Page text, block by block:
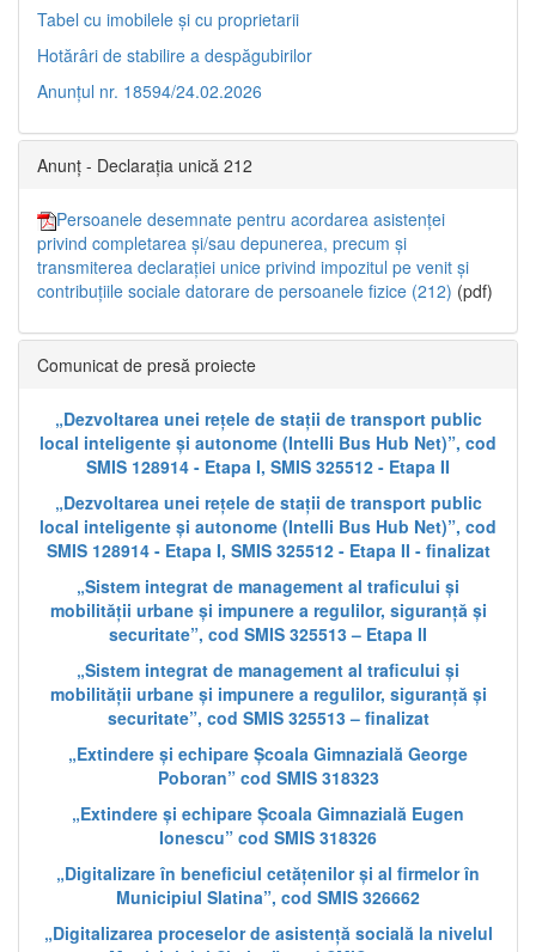
Tabel cu imobilele și cu proprietarii
Hotărâri de stabilire a despăgubirilor
Anunțul nr. 18594/24.02.2026
Anunț - Declarația unică 212
Persoanele desemnate pentru acordarea asistenței
privind completarea și/sau depunerea, precum și
transmiterea declarației unice privind impozitul pe venit și
contribuțiile sociale datorare de persoanele fizice (212) (pdf)
Comunicat de presă proiecte
„Dezvoltarea unei rețele de stații de transport public
local inteligente și autonome (Intelli Bus Hub Net)”, cod
SMIS 128914 - Etapa I, SMIS 325512 - Etapa II
„Dezvoltarea unei rețele de stații de transport public
local inteligente și autonome (Intelli Bus Hub Net)”, cod
SMIS 128914 - Etapa I, SMIS 325512 - Etapa II - finalizat
„Sistem integrat de management al traficului și
mobilității urbane și impunere a regulilor, siguranță și
securitate”, cod SMIS 325513 – Etapa II
„Sistem integrat de management al traficului și
mobilității urbane și impunere a regulilor, siguranță și
securitate”, cod SMIS 325513 – finalizat
„Extindere și echipare Școala Gimnazială George
Poboran” cod SMIS 318323
„Extindere și echipare Școala Gimnazială Eugen
Ionescu” cod SMIS 318326
„Digitalizare în beneficiul cetățenilor și al firmelor în
Municipiul Slatina”, cod SMIS 326662
„Digitalizarea proceselor de asistență socială la nivelul